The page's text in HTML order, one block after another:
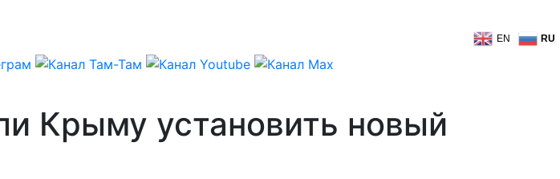
EN RU
Крыму установить новый